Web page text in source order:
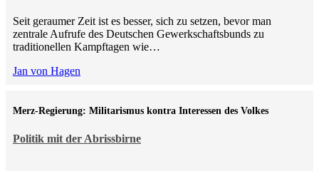
Seit geraumer Zeit ist es besser, sich zu setzen, bevor man
zentrale Aufrufe des Deutschen Gewerkschaftsbunds zu
traditionellen Kampftagen wie…
Jan von Hagen
Politik mit der Abrissbirne
Merz-Regierung: Militarismus kontra Inte­ressen des Volkes